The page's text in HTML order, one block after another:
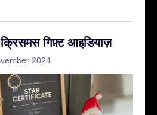
गिफ़्ट आइडियाज़
2024